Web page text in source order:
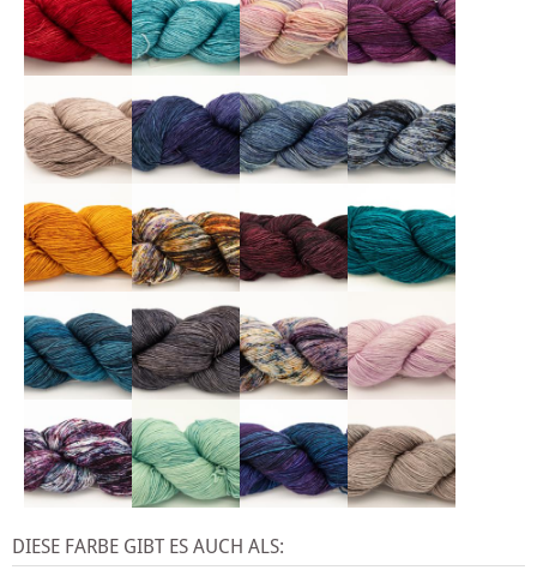
DIESE FARBE GIBT ES AUCH ALS: